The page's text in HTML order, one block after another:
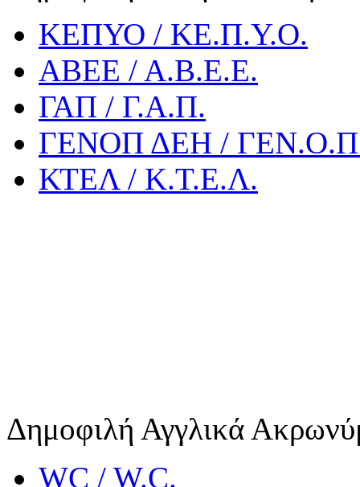
ΚΕΠΥΟ / ΚΕ.Π.Υ.Ο.
ΑΒΕΕ / Α.Β.Ε.Ε.
ΓΑΠ / Γ.Α.Π.
ΓΕΝΟΠ ΔΕΗ /
ΚΤΕΛ / Κ.Τ.Ε.Λ.
Δημοφιλή Αγγλικά
WC / W.C.